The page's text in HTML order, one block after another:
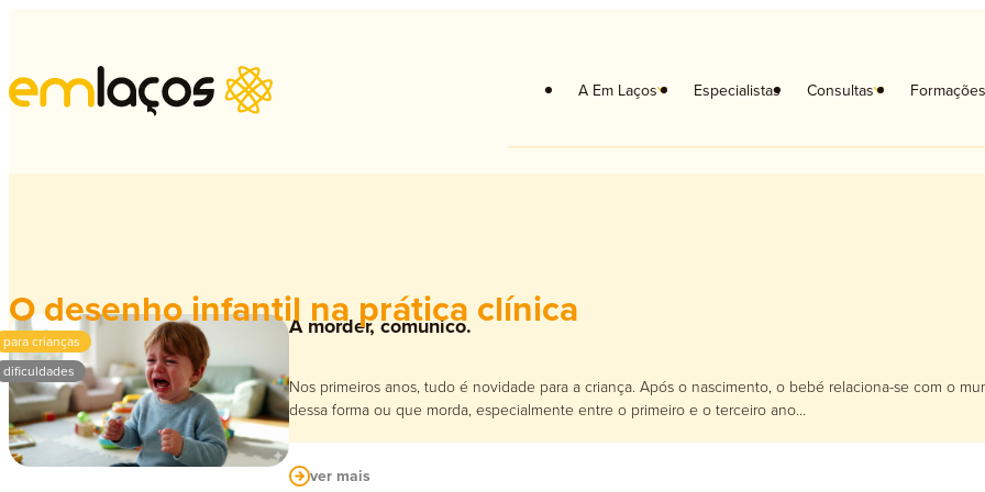
A Em Laços Especialistas Consultas
Psicoterapia Crianças
Terapia Familiar Terapia da Fala
Formações
O desenho infantil na prática clínica
A escolha da área/curso: qual a melhor
Chega uma altura em que muitos jovens têm de tomar decisões importantes sobre o seu percurso escolar. A escolha da área de
ver mais
para crianças
dificuldades
A morder, comunico.
Nos primeiros anos, tudo é novidade para a criança. Após o nascimento, o bebé relaciona-se com o
dessa forma ou que morda, especialmente entre o primeiro e o terceiro ano…
ver mais